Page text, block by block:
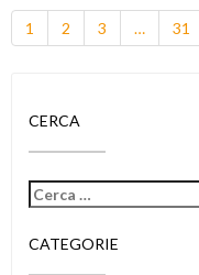
1 2 3 … 31
CERCA
CATEGORIE